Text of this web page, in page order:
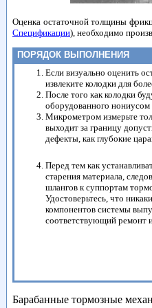
Оценка остаточной толщины
Спецификации), необходимо
ПОРЯДОК ВЫПОЛНЕНИЯ
Если визуально оценить
извлеките колодки для
После того как колодки
оборудованного нониусом
Микрометром измерьте
выходит за границу
дефекты, как глубокие
Перед тем как
старения материала,
шлангов к суппортам
Удостоверьтесь, что
компонентов системы
соответствующий ремонт
Барабанные тормозные